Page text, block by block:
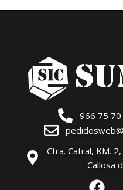
966 75 70
Ctra. Catral, KM.
Callosa